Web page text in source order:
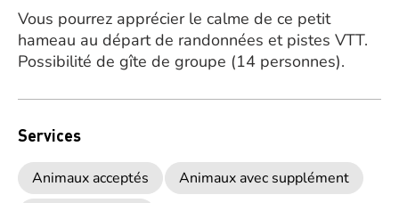
Vous pourrez apprécier le calme de ce petit
hameau au départ de randonnées et pistes VTT.
Possibilité de gîte de groupe (14 personnes).
Services
Animaux acceptés
Animaux avec supplément